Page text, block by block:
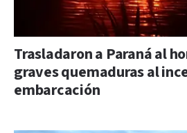
Trasladaron a Paraná al
graves quemaduras al
embarcación